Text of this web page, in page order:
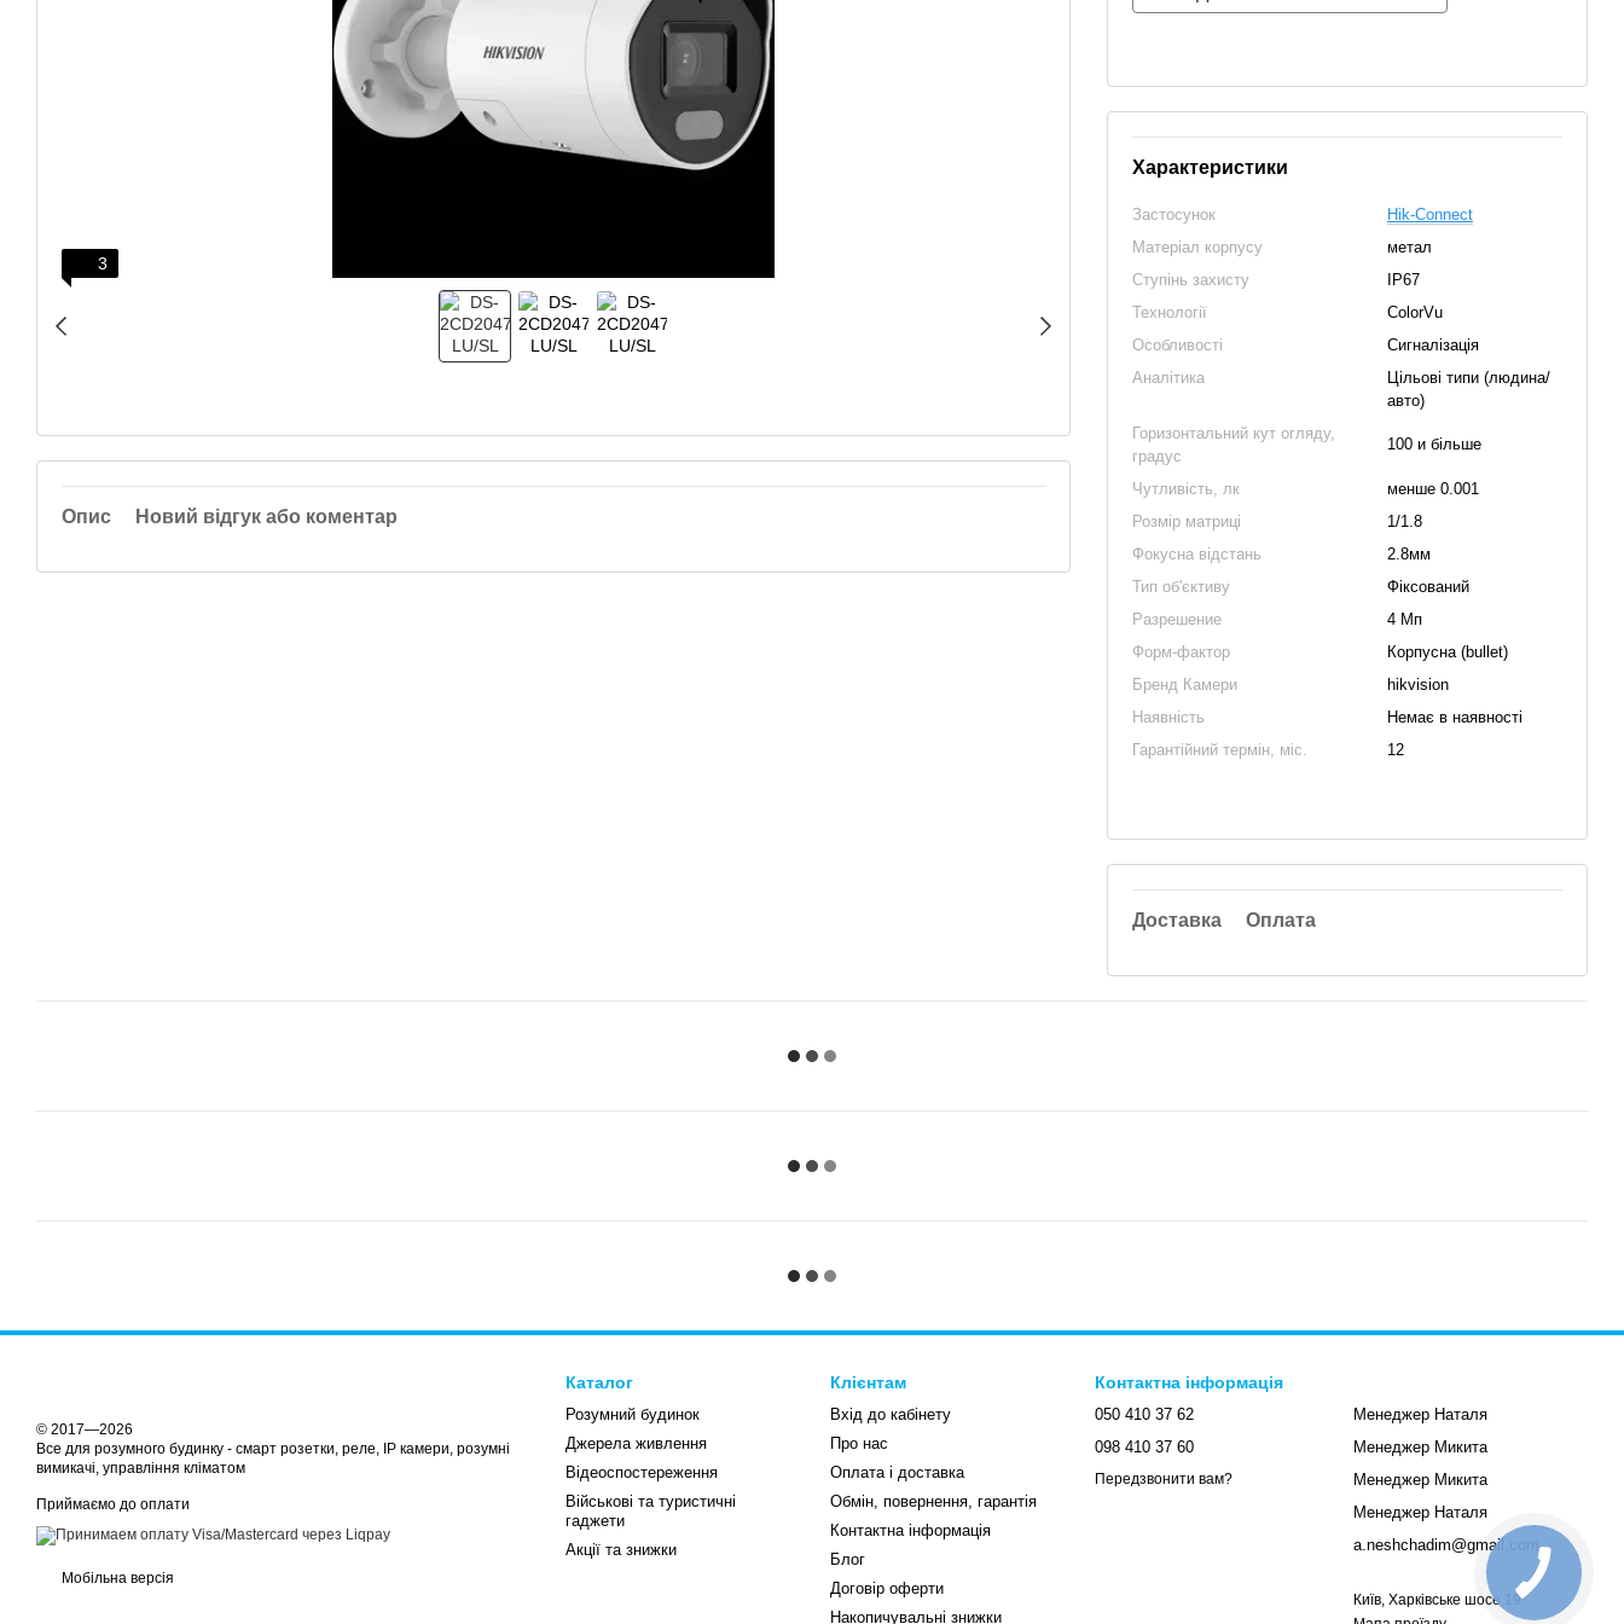
Характеристики
Застосунок
Hik-Connect
Матеріал корпусу
метал
Ступінь захисту
IP67
Технології
ColorVu
Особливості
Сигналізація
Аналітика
Цільові типи (людина/
авто)
Горизонтальний кут огляду,
градус
100 и більше
Чутливість, лк
менше 0.001
Розмір матриці
1/1.8
Фокусна відстань
2.8мм
Тип об'єктиву
Фіксований
Разрешение
4 Мп
Форм-фактор
Корпусна (bullet)
Бренд Камери
hikvision
Наявність
Немає в наявності
Гарантійний термін, міс.
12
Доставка Оплата
3
Опис Новий відгук або коментар
© 2017—2026
Все для розумного будинку - смарт розетки, реле, IP камери, розумні
вимикачі, управління кліматом
Приймаємо до оплати
Мобільна версія
Каталог
Розумний будинок
Джерела живлення
Відеоспостереження
Військові та туристичні
гаджети
Акції та знижки
Клієнтам
Вхід до кабінету
Про нас
Оплата і доставка
Обмін, повернення, гарантія
Контактна інформація
Блог
Договір оферти
Накопичувальні знижки
Контактна інформація
050 410 37 62
098 410 37 60
Передзвонити вам?
Менеджер Наталя
Менеджер Микита
Менеджер Микита
Менеджер Наталя
a.neshchadim@gmail.com
Київ, Харківське шосе 19.